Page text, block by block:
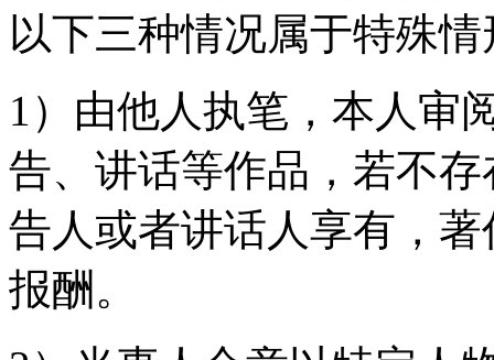
以下三种情况属于特殊
1）由他人执笔，本人审
告、讲话等作品，若不
告人或者讲话人享有，
报酬。